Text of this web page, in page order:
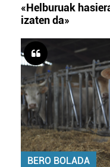
«Helburuak
izaten da»
BERO BOLADA